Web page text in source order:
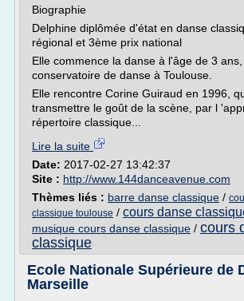
Biographie
Delphine diplômée d'état en danse
régional et 3ème prix national
Elle commence la danse à l'âge de 3
conservatoire de danse à Toulouse.
Elle rencontre Corine Guiraud en 1996,
transmettre le goût de la scène, par l
répertoire classique...
Lire la suite
Date: 2017-02-27 13:42:37
Site : http://www.144danceavenue.com
Thèmes liés : barre danse classique /
classique toulouse / cours danse
musique cours danse classique / cours
classique
Ecole Nationale Supérieure de
Marseille